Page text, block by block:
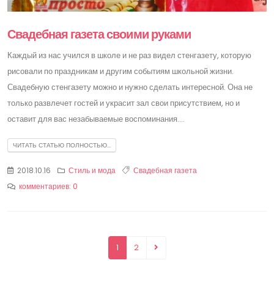
Свадебная газета своими руками
Каждый из нас учился в школе и не раз видел стенгазету, которую
рисовали по праздникам и другим событиям школьной жизни.
Свадебную стенгазету можно и нужно сделать интересной. Она не
только развлечет гостей и украсит зал свои присутствием, но и
оставит для вас незабываемые воспоминания....
ЧИТАТЬ СТАТЬЮ ПОЛНОСТЬЮ...
2018.10.16 Стиль и мода
Свадебная газета
комментариев: 0
1 2